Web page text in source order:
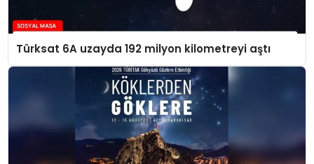
Türksat 6A uzayda 192 milyon kilometreyi aştı